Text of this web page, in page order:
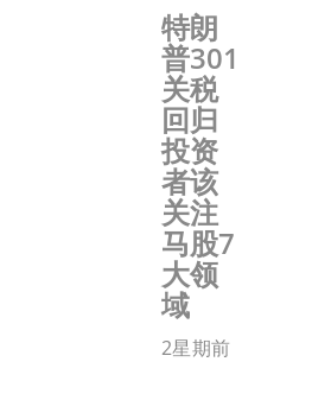
特朗
普301
关税
回归
投资
者该
关注
马股7
大领
域
2星期前